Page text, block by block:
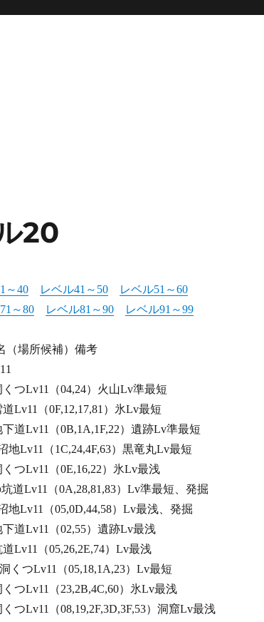
20
～40 レベル41～50
レベル51～60
～80 レベル81～90 レベル91～99
（場所候補）備考
くつLv11（04,24）火山Lv準最短
Lv11（0F,12,17,81）氷Lv最短
下道Lv11（0B,1A,1F,22）遺跡Lv準最短
地Lv11（1C,24,4F,63）黒竜丸Lv最短
くつLv11（0E,16,22）氷Lv最浅
道Lv11（0A,28,81,83）Lv準最短、発掘
地Lv11（05,0D,44,58）Lv最浅、発掘
下道Lv11（02,55）遺跡Lv最浅
Lv11（05,26,2E,74）Lv最浅
くつLv11（05,18,1A,23）Lv最短
くつLv11（23,2B,4C,60）氷Lv最浅
つLv11（08,19,2F,3D,3F,53）洞窟Lv最浅